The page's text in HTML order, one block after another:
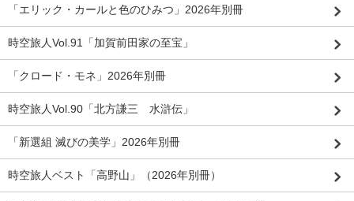
「エリック・カールと色のひみつ」2026年別冊
時空旅人Vol.91「加賀前田家の至宝」
「クロード・モネ」2026年別冊
時空旅人Vol.90「北方謙三 水滸伝」
「新選組 滅びの美学」2026年別冊
時空旅人ベスト「高野山」（2026年別冊）